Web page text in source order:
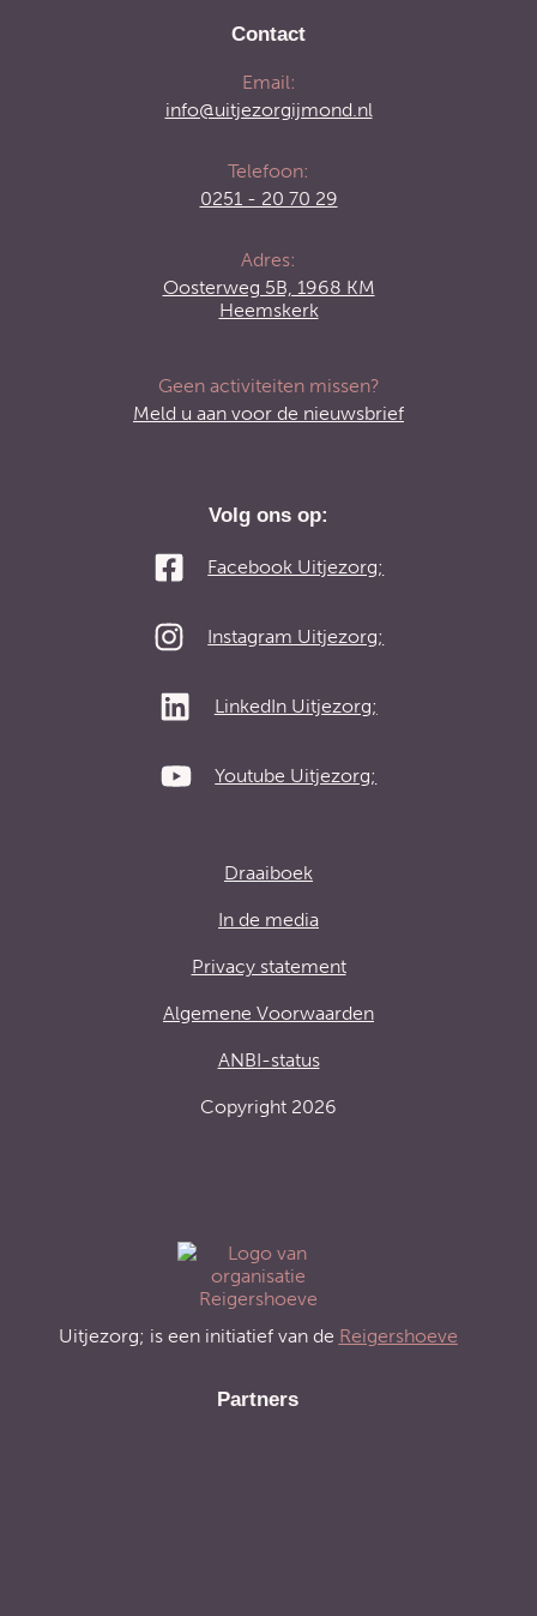
Contact
Email:
info@uitjezorgijmond.nl
Telefoon:
0251 - 20 70 29
Adres:
Oosterweg 5B, 1968 KM
Heemskerk
Geen activiteiten missen?
Meld u aan voor de nieuwsbrief
Volg ons op:
Facebook Uitjezorg;
Instagram Uitjezorg;
LinkedIn Uitjezorg;
Youtube Uitjezorg;
Draaiboek
In de media
Privacy statement
Algemene Voorwaarden
ANBI-status
Copyright 2026
Uitjezorg; is een initiatief van de Reigershoeve
Partners